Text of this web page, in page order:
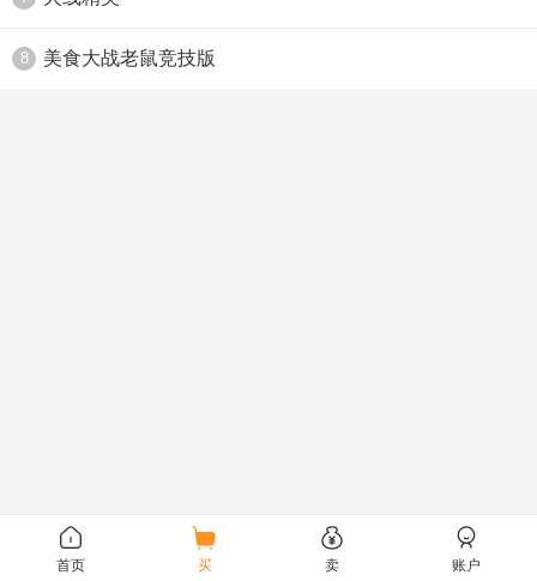
8 美食大战老鼠竞技版
首页 买 卖 账户